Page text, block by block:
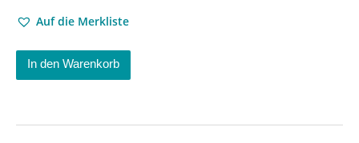
Auf die Merkliste
In den Warenkorb